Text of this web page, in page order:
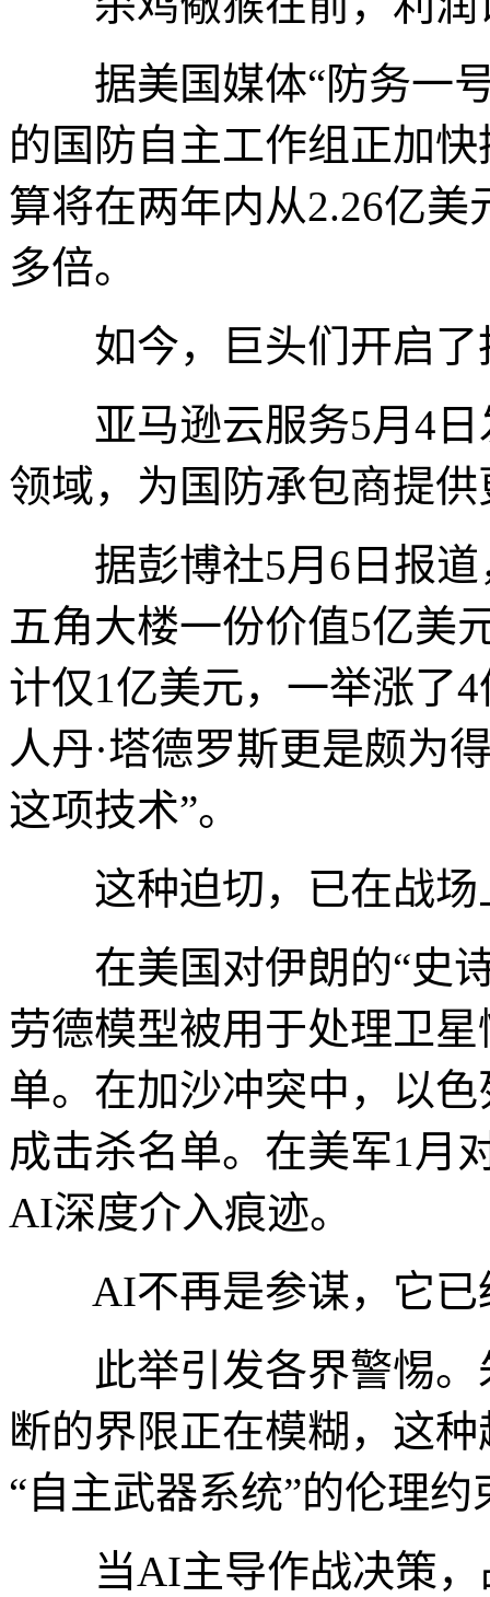
据美国媒体“防务一号
的国防自主工作组正加
算将在两年内从2.26亿美
多倍。
如今，巨头们开启了
亚马逊云服务5月4日
领域，为国防承包商提
据彭博社5月6日报道
五角大楼一份价值5亿美
计仅1亿美元，一举涨了
人丹·塔德罗斯更是颇为
这项技术”。
这种迫切，已在战场
在美国对伊朗的“史诗
劳德模型被用于处理卫
单。在加沙冲突中，以
成击杀名单。在美军1月
AI深度介入痕迹。
AI不再是参谋，它已
此举引发各界警惕。
断的界限正在模糊，这
“自主武器系统”的伦理约
当AI主导作战决策，